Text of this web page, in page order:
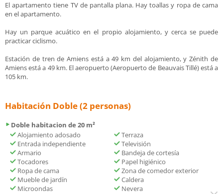
El apartamento tiene TV de pantalla plana. Hay toallas y ropa de cama
en el apartamento.
Hay un parque acuático en el propio alojamiento, y cerca se puede
practicar ciclismo.
Estación de tren de Amiens está a 49 km del alojamiento, y Zénith de
Amiens está a 49 km. El aeropuerto (Aeropuerto de Beauvais Tillé) está a
105 km.
Habitación Doble (2 personas)
Doble habitacion de 20 m²
Alojamiento adosado
Terraza
Entrada independiente
Televisión
Armario
Bandeja de cortesía
Tocadores
Papel higiénico
Ropa de cama
Zona de comedor exterior
Mueble de jardín
Caldera
Microondas
Nevera